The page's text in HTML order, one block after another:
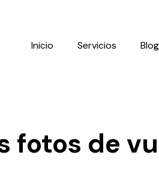
Inicio Servicios Blog
fotos de